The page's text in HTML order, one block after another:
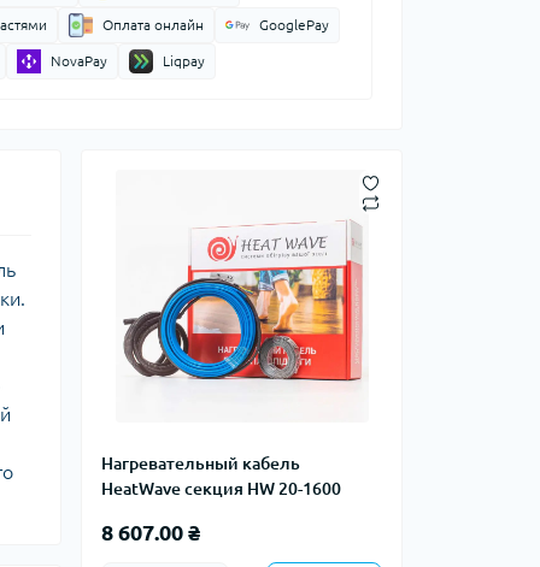
Оплата онлайн GooglePay
NovaPay Liqpay
Нагревательный кабель
HeatWave cекция HW 20-1600
8 607.00 ₴